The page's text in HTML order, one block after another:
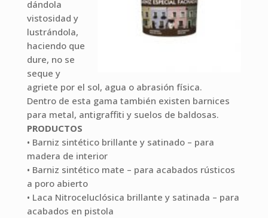
dándola
vistosidad y
lustrándola,
haciendo que
dure, no se
seque y
agriete por el sol, agua o abrasión física.
Dentro de esta gama también existen barnices
para metal, antigraffiti y suelos de baldosas.
PRODUCTOS
• Barniz sintético brillante y satinado – para
madera de interior
• Barniz sintético mate – para acabados rústicos
a poro abierto
• Laca Nitroceluclósica brillante y satinada – para
acabados en pistola